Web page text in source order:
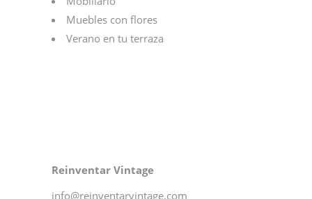
Muebles con flores
Verano en tu terraza
Reinventar Vintage
info@reinventarvintage.com